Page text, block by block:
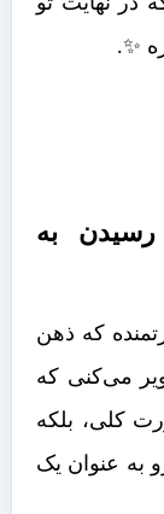
✨.
رسیدن به
که ذهن
می‌کنی که
کلی، بلکه
به عنوان یک